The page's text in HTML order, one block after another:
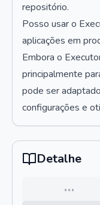
repositório.
Posso usar o
aplicações em
Embora o
principalmente
pode ser
configurações e
Detalhe
…